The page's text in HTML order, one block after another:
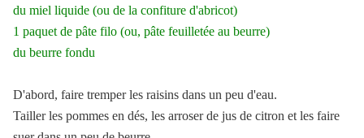
du miel liquide (ou de la confiture d'abricot)
1 paquet de pâte filo (ou, pâte feuilletée au beurre)
du beurre fondu
D'abord, faire tremper les raisins dans un peu d'eau.
Tailler les pommes en dés, les arroser de jus de citron et les faire